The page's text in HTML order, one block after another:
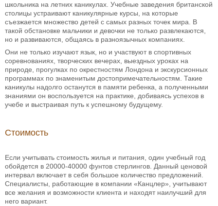
школьника на летних каникулах. Учебные заведения британской
столицы устраивают каникулярные курсы, на которые
съезжается множество детей с самых разных точек мира. В
такой обстановке мальчики и девочки не только развлекаются,
но и развиваются, общаясь в разноязычных компаниях.
Они не только изучают язык, но и участвуют в спортивных
соревнованиях, творческих вечерах, выездных уроках на
природе, прогулках по окрестностям Лондона и экскурсионных
программах по знаменитым достопримечательностям. Такие
каникулы надолго останутся в памяти ребенка, а полученными
знаниями он воспользуется на практике, добиваясь успехов в
учебе и выстраивая путь к успешному будущему.
Стоимость
Если учитывать стоимость жилья и питания, один учебный год
обойдется в 20000-40000 фунтов стерлингов. Данный ценовой
интервал включает в себя большое количество предложений.
Специалисты, работающие в компании «Канцлер», учитывают
все желания и возможности клиента и находят наилучший для
него вариант.